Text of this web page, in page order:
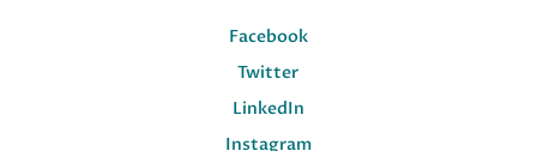
Facebook
Twitter
LinkedIn
Instagram